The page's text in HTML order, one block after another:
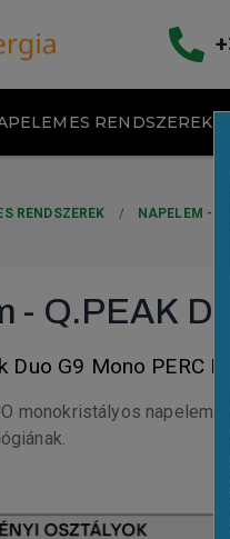
RENDSZEREK
RENDSZEREK / NAPELEM -
- Q.PEAK
Duo G9 Mono PERC
monokristályos